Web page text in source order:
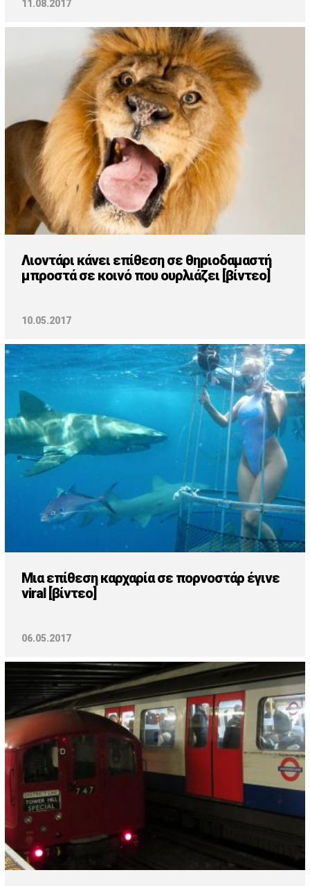
11.08.2017
Λιοντάρι κάνει επίθεση σε θηριοδαμαστή
μπροστά σε κοινό που ουρλιάζει [βίντεο]
10.05.2017
Μια επίθεση καρχαρία σε πορνοστάρ έγινε
viral [βίντεο]
06.05.2017